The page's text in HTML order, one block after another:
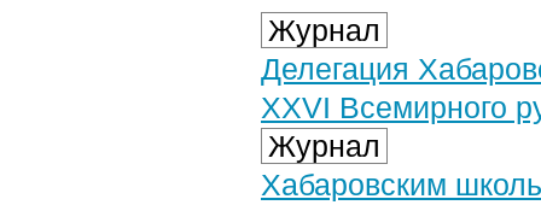
Журнал
Делегация
XXVI Всемирного
Журнал
Хабаровским